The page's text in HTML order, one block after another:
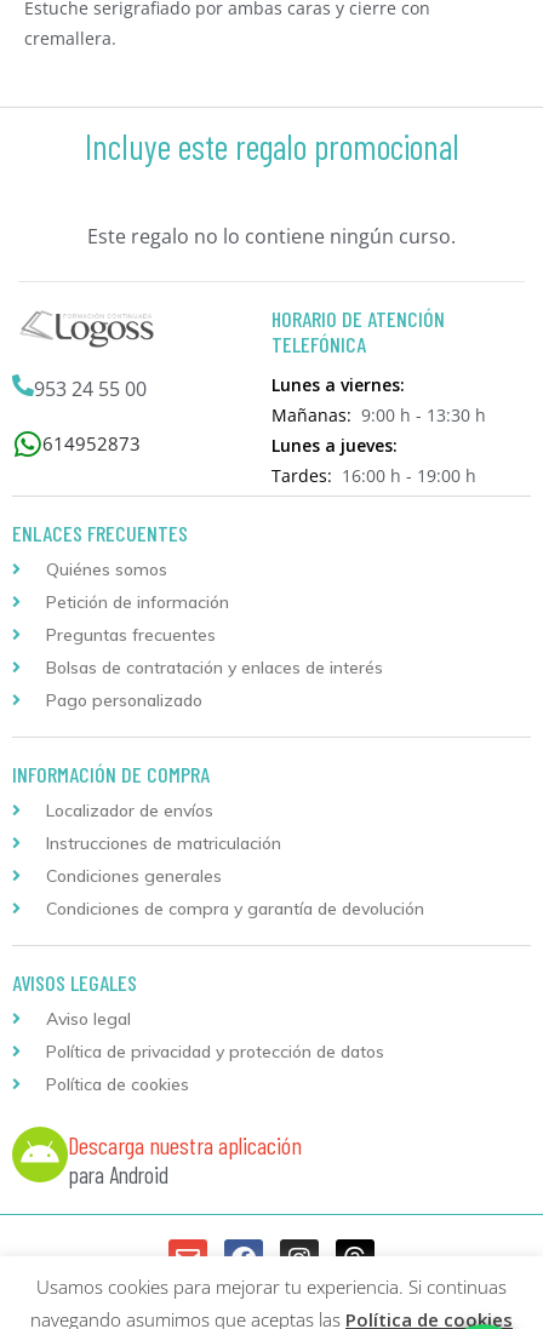
Estuche serigrafiado por ambas caras y cierre con
cremallera.
Incluye este regalo promocional
Este regalo no lo contiene ningún curso.
953 24 55 00
614952873
HORARIO DE ATENCIÓN
TELEFÓNICA
Lunes a viernes:
Mañanas: 9:00 h - 13:30 h
Lunes a jueves:
Tardes: 16:00 h - 19:00 h
ENLACES FRECUENTES
Quiénes somos
Petición de información
Preguntas frecuentes
Bolsas de contratación y enlaces de interés
Pago personalizado
INFORMACIÓN DE COMPRA
Localizador de envíos
Instrucciones de matriculación
Condiciones generales
Condiciones de compra y garantía de devolución
AVISOS LEGALES
Aviso legal
Política de privacidad y protección de datos
Política de cookies
Descarga nuestra aplicación
para Android
Copyright © 2026 Formación Continuada Logoss |Diseño weby
Usamos cookies para mejorar tu experiencia. Si continuas
navegando asumimos que aceptas las Política de cookies